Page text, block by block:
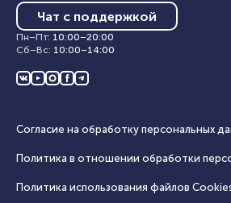
Чат с поддержкой
Пн–Пт: 10:00–20:00
Сб–Вс: 10:00–14:00
Согласие на обработку персональных
Политика в отношении обработки
Политика использования файлов